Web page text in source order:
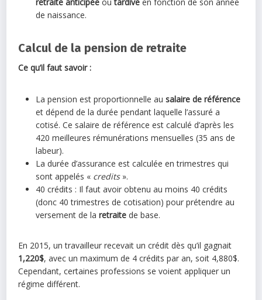
de naissance.
Calcul de la pension de retraite
Ce qu’il faut savoir :
La pension est proportionnelle ausalaire de référence
et dépend de la durée pendant laquelle l’assuré a
cotisé. Ce salaire de référence est calculé d’après les
420 meilleures rémunérations mensuelles (35 ans de
labeur).
La durée d’assurance est calculée en trimestres qui
sont appelés « credits».
40 crédits : Il faut avoir obtenu au moins 40 crédits
(donc 40 trimestres de cotisation) pour prétendre au
versement de laretraite de base.
En 2015, un travailleur recevait un crédit dès qu’il gagnait
1,220$, avec un maximum de 4 crédits par an, soit 4,880$.
Cependant, certaines professions se voient appliquer un
régime différent.